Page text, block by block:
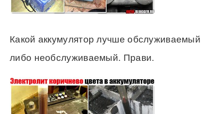
Какой аккумулятор лучше обслуживаемый
либо необслуживаемый. Прави.